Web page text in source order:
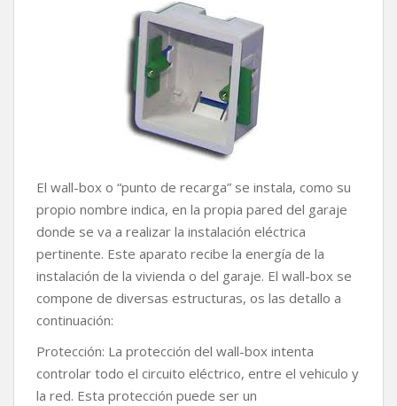
El wall-box o “punto de recarga” se instala, como su
propio nombre indica, en la propia pared del garaje
donde se va a realizar la instalación eléctrica
pertinente. Este aparato recibe la energía de la
instalación de la vivienda o del garaje. El wall-box se
compone de diversas estructuras, os las detallo a
continuación:
Protección: La protección del wall-box intenta
controlar todo el circuito eléctrico, entre el vehiculo y
la red. Esta protección puede ser un